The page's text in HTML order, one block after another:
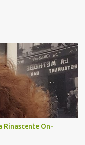
Rinascente On-